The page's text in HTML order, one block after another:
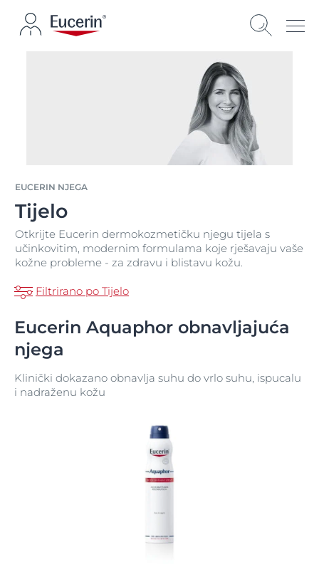
EUCERIN NJEGA
Tijelo
Otkrijte Eucerin dermokozmetičku njegu tijela s
učinkovitim, modernim formulama koje rješavaju vaše
kožne probleme - za zdravu i blistavu kožu.
Filtrirano po Tijelo
Eucerin Aquaphor obnavljajuća
njega
Klinički dokazano obnavlja suhu do vrlo suhu, ispucalu
i nadraženu kožu